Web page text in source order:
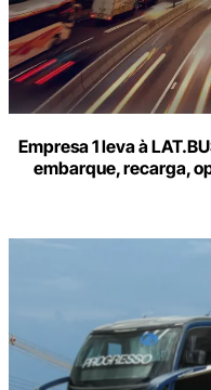
Empresa 1 leva à
embarque, recarga,